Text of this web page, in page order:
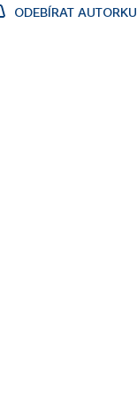
ODEBÍRAT AUTORKU